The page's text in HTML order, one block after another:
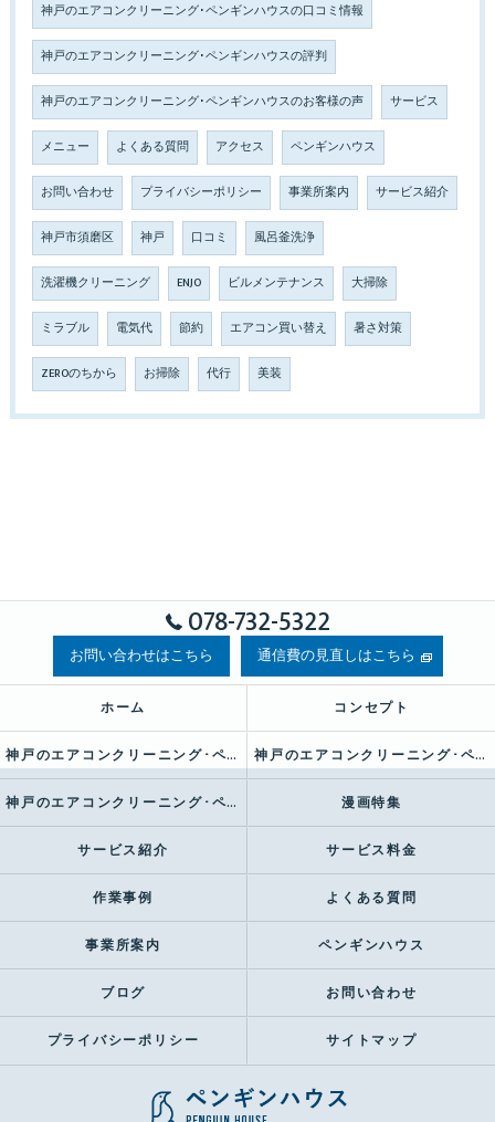
神戸のエアコンクリーニング･ペンギンハウスの口コミ情報
神戸のエアコンクリーニング･ペンギンハウスの評判
神戸のエアコンクリーニング･ペンギンハウスのお客様の声 サービス
メニュー よくある質問 アクセス ペンギンハウス
お問い合わせ プライバシーポリシー 事業所案内 サービス紹介
神戸市須磨区 神戸 口コミ 風呂釜洗浄
洗濯機クリーニング ENJO ビルメンテナンス 大掃除
ミラブル 電気代 節約 エアコン買い替え 暑さ対策
ZEROのちから お掃除 代行 美装
078-732-5322
お問い合わせはこちら 通信費の見直しはこちら
ホーム コンセプト
神戸のエアコンクリーニング･ペンギンハウスの口コミ情報 神戸のエアコンクリーニング･ペンギンハウスの評判
神戸のエアコンクリーニング･ペンギンハウスのお客様の声 漫画特集
サービス紹介 サービス料金
作業事例 よくある質問
事業所案内 ペンギンハウス
ブログ お問い合わせ
プライバシーポリシー サイトマップ